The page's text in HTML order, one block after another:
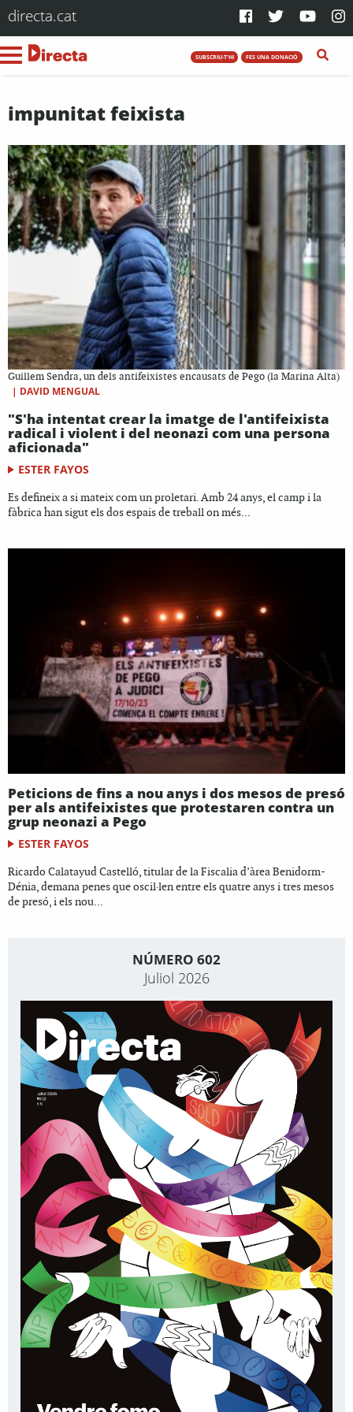
directa.cat
SUBSCRIU-T'HI FES UNA DONACIÓ
impunitat feixista
Guillem Sendra, un dels antifeixistes encausats de Pego (la Marina Alta)
| DAVID MENGUAL
"S'ha intentat crear la imatge de l'antifeixista
radical i violent i del neonazi com una persona
aficionada"
ESTER FAYOS
Es defineix a si mateix com un proletari. Amb 24 anys, el camp i la
fàbrica han sigut els dos espais de treball on més...
Peticions de fins a nou anys i dos mesos de presó
per als antifeixistes que protestaren contra un
grup neonazi a Pego
ESTER FAYOS
Ricardo Calatayud Castelló, titular de la Fiscalia d’àrea Benidorm-
Dénia, demana penes que oscil·len entre els quatre anys i tres mesos
de presó, i els nou...
NÚMERO 602
Juliol 2026